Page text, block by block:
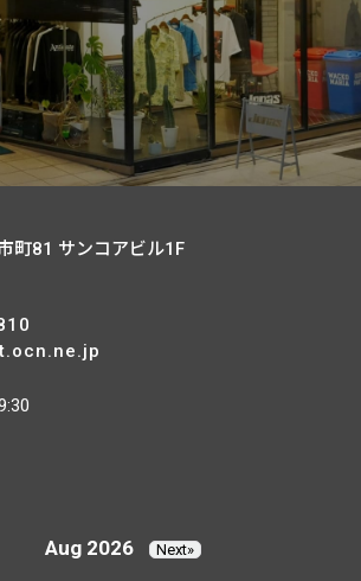
町81 サンコアビル1F
Aug 2026 Next»